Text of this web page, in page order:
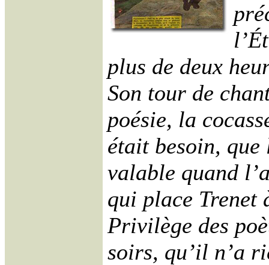
plus de deux
Son tour de
poésie, la
était besoin, que
valable quand
qui place
Privilège des
soirs, qu’il n’a